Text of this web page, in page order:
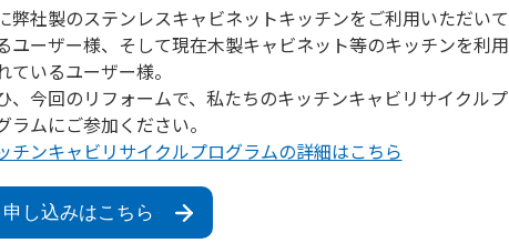
弊社製のステンレスキャビネットキッチンをご利用いただいて
ユーザー様、そして現在木製キャビネット等のキッチンを利用
ているユーザー様。
、今回のリフォームで、私たちのキッチンキャビリサイクルプ
ラムにご参加ください。
チンキャビリサイクルプログラムの詳細はこちら
申し込みはこちら